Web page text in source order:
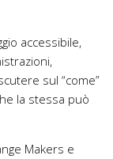
accessibile,
sul “come”
la stessa può
Makers e